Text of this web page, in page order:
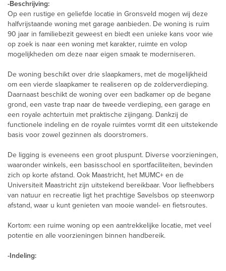
-Beschrijving:
Op een rustige en geliefde locatie in Gronsveld mogen wij deze
halfvrijstaande woning met garage aanbieden. De woning is ruim
90 jaar in familiebezit geweest en biedt een unieke kans voor wie
op zoek is naar een woning met karakter, ruimte en volop
mogelijkheden om deze naar eigen smaak te moderniseren.
De woning beschikt over drie slaapkamers, met de mogelijkheid
om een vierde slaapkamer te realiseren op de zolderverdieping.
Daarnaast beschikt de woning over een badkamer op de begane
grond, een vaste trap naar de tweede verdieping, een garage en
een royale achtertuin met praktische zijingang. Dankzij de
functionele indeling en de royale ruimtes vormt dit een uitstekende
basis voor zowel gezinnen als doorstromers.
De ligging is eveneens een groot pluspunt. Diverse voorzieningen,
waaronder winkels, een basisschool en sportfaciliteiten, bevinden
zich op korte afstand. Ook Maastricht, het MUMC+ en de
Universiteit Maastricht zijn uitstekend bereikbaar. Voor liefhebbers
van natuur en recreatie ligt het prachtige Savelsbos op steenworp
afstand, waar u kunt genieten van mooie wandel- en fietsroutes.
Kortom: een ruime woning op een aantrekkelijke locatie, met veel
potentie en alle voorzieningen binnen handbereik.
-Indeling: